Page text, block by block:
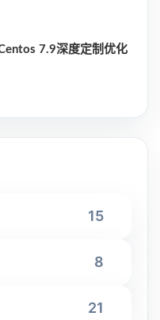
7.9深度定制优化
15
8
21